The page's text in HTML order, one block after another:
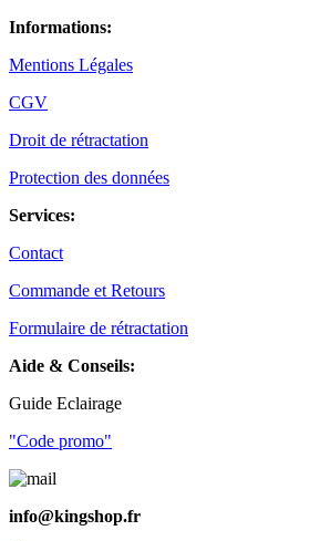
Informations:
Mentions Légales
CGV
Droit de rétractation
Protection des données
Services:
Contact
Commande et Retours
Formulaire de rétractation
Aide & Conseils:
Guide Eclairage
"Code promo"
info@kingshop.fr